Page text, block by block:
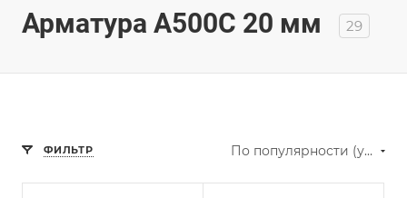
Арматура А500С 20 мм 29
ФИЛЬТР По популярности (убывание)